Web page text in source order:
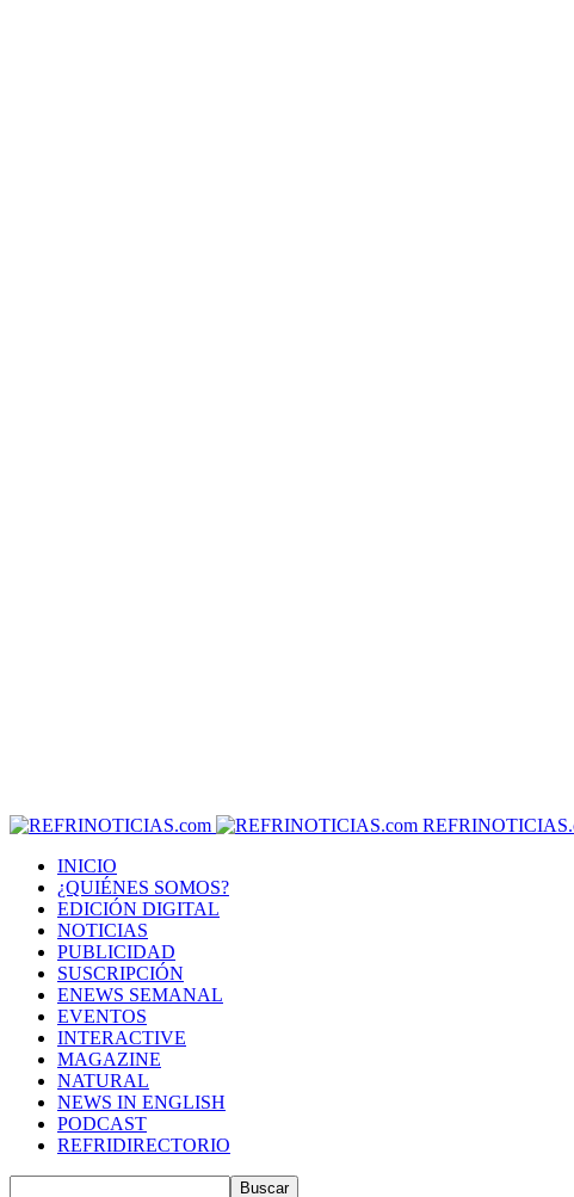
INICIO
¿QUIÉNES SOMOS?
EDICIÓN DIGITAL
NOTICIAS
PUBLICIDAD
SUSCRIPCIÓN
ENEWS SEMANAL
EVENTOS
INTERACTIVE
MAGAZINE
NATURAL
NEWS IN ENGLISH
PODCAST
REFRIDIRECTORIO